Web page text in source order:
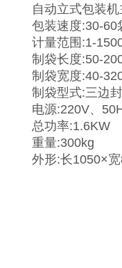
自动立式包装
包装速度:30-60
计量范围:1-
制袋长度:50-
制袋宽度:40-
制袋型式:三边
电源:220V、
总功率:1.6KW
重量:300kg
外形:长1050×